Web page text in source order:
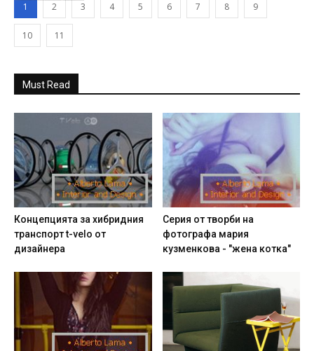
1 2 3 4 5 6 7 8 9
10 11
Must Read
Концепцията за хибридния
транспорт t-velo от
дизайнера
Серия от творби на
фотографа мария
кузменкова - "жена котка"